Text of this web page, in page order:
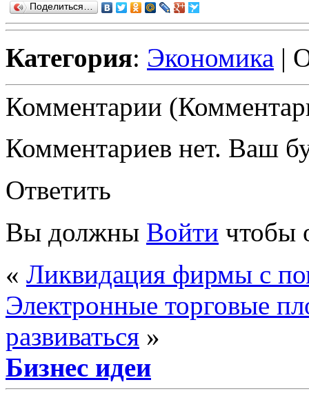
Поделиться…
Категория: Экономика |
Комментарии
Комментариев нет. Ваш
Ответить
Вы должны Войти чтобы
« Ликвидация фирмы с
Электронные торговые
развиваться »
Бизнес идеи